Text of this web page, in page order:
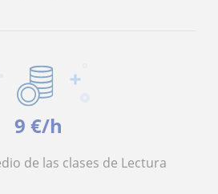
9 €/h
de las clases de Lectura